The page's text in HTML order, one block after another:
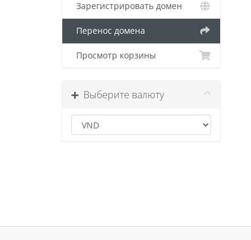
Зарегистрировать домен
Перенос домена
Просмотр корзины
Выберите валюту